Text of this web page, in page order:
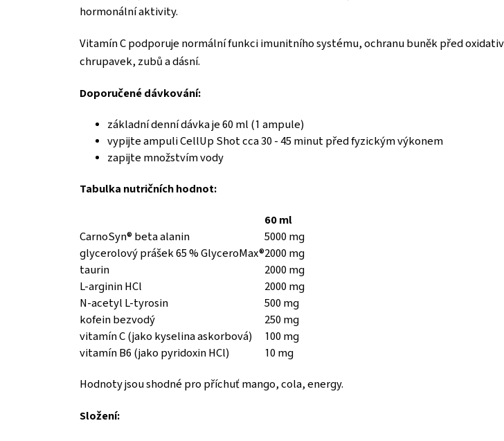
hormonální aktivity.
Vitamín C podporuje normální funkci imunitního systému, ochranu buněk před
chrupavek, zubů a dásní.
Doporučené dávkování:
základní denní dávka je 60 ml (1 ampule)
vypijte ampuli CellUp Shot cca 30 - 45 minut před fyzickým výkonem
zapijte množstvím vody
Tabulka nutričních hodnot:
60 ml
CarnoSyn® beta alanin
5000 mg
glycerolový prášek 65 % GlyceroMax®2000 mg
taurin
2000 mg
L-arginin HCl
2000 mg
N-acetyl L-tyrosin
500 mg
kofein bezvodý
250 mg
vitamín C (jako kyselina askorbová)
100 mg
vitamín B6 (jako pyridoxin HCl)
10 mg
Hodnoty jsou shodné pro příchuť mango, cola, energy.
Složení: